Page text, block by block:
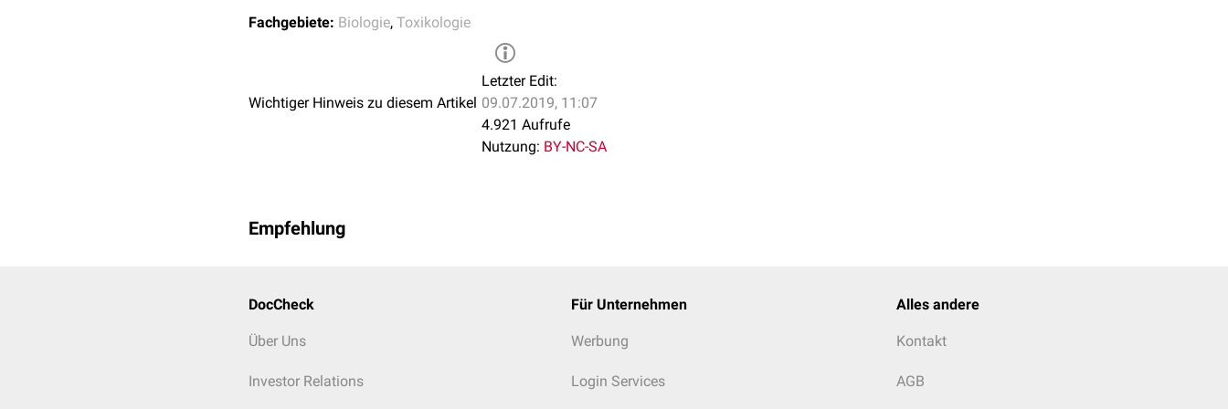
Fachgebiete: Biologie, Toxikologie
Wichtiger Hinweis zu diesem Artikel
Letzter Edit:
09.07.2019, 11:07
4.921 Aufrufe
Nutzung: BY-NC-SA
Empfehlung
DocCheck
Über Uns
Investor Relations
Für Unternehmen
Werbung
Login Services
Alles andere
Kontakt
AGB